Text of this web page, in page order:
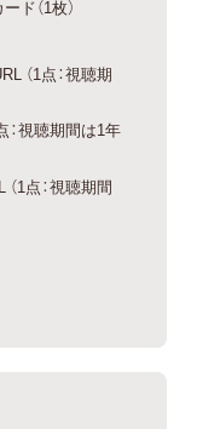
ド（1枚）
（1点：視聴期
：視聴期間は1年
1点：視聴期間